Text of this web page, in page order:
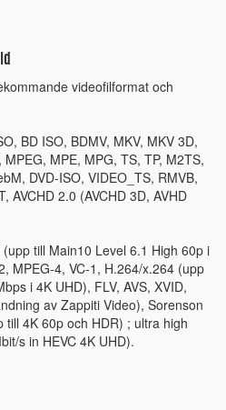
videofilformat och
BD ISO, BDMV, MKV, MKV 3D,
MPE, MPG, TS, TP, M2TS,
DVD-ISO, VIDEO_TS, RMVB,
AVCHD 2.0 (AVCHD 3D, AVHD
till Main10 Level 6.1 High 60p i
MPEG-4, VC-1, H.264/x.264 (upp
i 4K UHD), FLV, AVS, XVID,
av Zappiti Video), Sorenson
4K 60p och HDR) ; ultra high
s in HEVC 4K UHD).